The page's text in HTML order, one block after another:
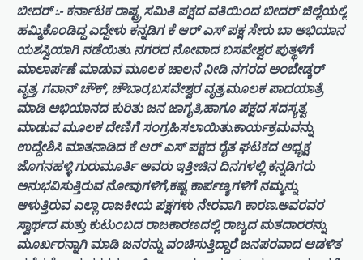
ಬೀದರ್ :.- ಕರ್ನಾಟಕ ರಾಷ್ಟ್ರ ಸಮಿತಿ ಪಕ್ಷದ ವತಿಯಿಂದ ಬೀದರ್ ಜಿಲ್ಲೆಯಲ್ಲಿ
ಹಮ್ಮಿಕೊಂಡಿದ್ದ ಎದ್ದೇಳು ಕನ್ನಡಿಗ ಕೆ ಆರ್ ಎಸ್ ಪಕ್ಷ ಸೇರು ಬಾ ಅಭಿಯಾನ
ಯಶಸ್ವಿಯಾಗಿ ನಡೆಯಿತು. ನಗರದ ನೋವಾದ ಬಸವೇಶ್ವರ ಪುತ್ಥಳಿಗೆ
ಮಾಲಾರ್ಪಣೆ ಮಾಡುವ ಮೂಲಕ ಚಾಲನೆ ನೀಡಿ ನಗರದ ಅಂಬೇಡ್ಕರ್
ವೃತ್ತ, ಗವಾನ್ ಚೌಕ್, ಚೌಬಾರ,ಬಸವೇಶ್ವರ ವೃತ್ತ,ಮೂಲಕ ಪಾದಯಾತ್ರೆ
ಮಾಡಿ ಅಭಿಯಾನದ ಕುರಿತು ಜನ ಜಾಗೃತಿ,ಹಾಗೂ ಪಕ್ಷದ ಸದಸ್ಯತ್ವ
ಮಾಡುವ ಮೂಲಕ ದೇಣಿಗೆ ಸಂಗ್ರಹಿಸಲಾಯಿತು.ಕಾರ್ಯಕ್ರಮವನ್ನು
ಉದ್ದೇಶಿಸಿ ಮಾತನಾಡಿದ ಕೆ ಆರ್ ಎಸ್ ಪಕ್ಷದ ರೈತ ಘಟಕದ ಅಧ್ಯಕ್ಷ
ಜೊಗನಹಳ್ಳಿ ಗುರುಮೂರ್ತಿ ಅವರು ಇತ್ತೀಚಿನ ದಿನಗಳಲ್ಲಿ ಕನ್ನಡಿಗರು
ಅನುಭವಿಸುತ್ತಿರುವ ನೋವುಗಳಿಗೆ,ಕಷ್ಟ ಕಾರ್ಪಣ್ಯಗಳಿಗೆ ನಮ್ಮನ್ನು
ಆಳುತ್ತಿರುವ ಎಲ್ಲಾ ರಾಜಕೀಯ ಪಕ್ಷಗಳು ನೇರವಾಗಿ ಕಾರಣ.ಅವರವರ
ಸ್ವಾರ್ಥದ ಮತ್ತು ಕುಟುಂಬದ ರಾಜಕಾರಣದಲ್ಲಿ ರಾಜ್ಯದ ಮತದಾರರನ್ನು
ಮೂರ್ಖರನ್ನಾಗಿ ಮಾಡಿ ಜನರನ್ನು ವಂಚಿಸುತ್ತಿದ್ದಾರೆ ಜನಪರವಾದ ಆಡಳಿತ